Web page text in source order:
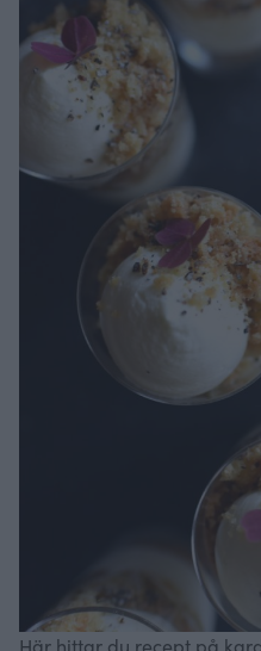
Här hittar du recept på